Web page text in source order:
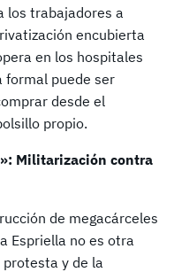
los trabajadores a
encubierta
en los hospitales
formal puede ser
desde el
propio.
Militarización contra
de megacárceles
Espriella no es otra
y de la